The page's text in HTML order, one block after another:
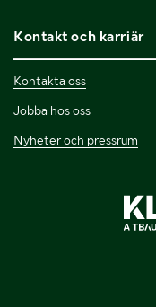
Kontakt och karriär
Kontakta oss
Jobba hos oss
Nyheter och pressrum